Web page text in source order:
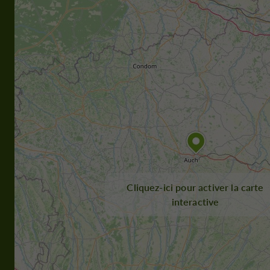
Cliquez-ici pour activer la carte
interactive